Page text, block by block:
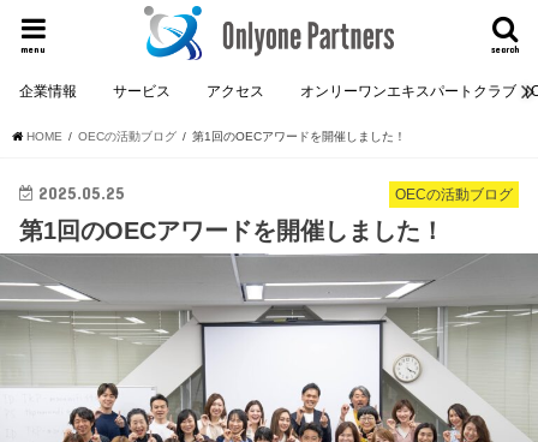
search
menu
企業情報 サービス アクセス オンリーワンエキスパートクラブ（
HOME OECの活動ブログ 第1回のOECアワードを開催しました！
OECの活動ブログ
2025.05.25
第1回のOECアワードを開催しました！